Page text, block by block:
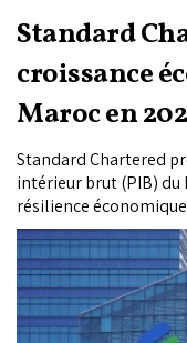
Standard
croissance
Maroc en
Standard Chartered
intérieur brut (PIB) du
résilience
perspectives de